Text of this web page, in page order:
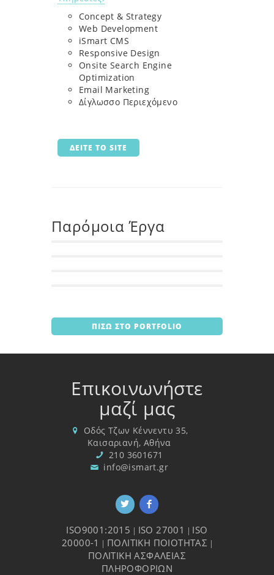
Concept & Strategy
Web Development
iSmart CMS
Responsive Design
Οnsite Search Engine
Optimization
Email Marketing
Δίγλωσσο Περιεχόμενο
ΔΕΙΤΕ ΤΟ SITE
Παρόμοια Έργα
ΠΙΣΩ ΣΤΟ PORTFOLIO
Επικοινωνήστε
μαζί μας
Οδός Τζων Κέννεντυ 35,
Καισαριανή, Αθήνα
210 3601671
info@ismart.gr
ISO9001:2015 | ISO 27001 | ISO
20000-1 | ΠΟΛΙΤΙΚΗ ΠΟΙΟΤΗΤΑΣ |
ΠΟΛΙΤΙΚΗ ΑΣΦΑΛΕΙΑΣ
ΠΛΗΡΟΦΟΡΙΩΝ